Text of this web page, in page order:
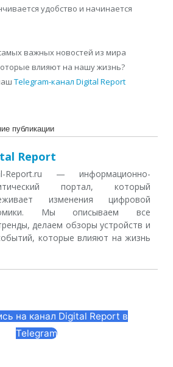
удобство и начинается
важных новостей из мира
влияют на нашу жизнь?
Telegram-канал Digital Report
публикации
Report
Report.ru — информационно-
портал, который
изменения цифровой
Мы описываем все
делаем обзоры устройств и
которые влияют на жизнь
на канал Digital Report в
Telegram